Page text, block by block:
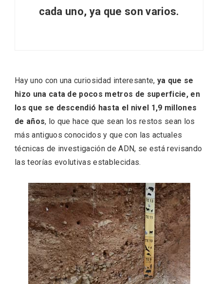
cada uno, ya que son varios.
Hay uno con una curiosidad interesante, ya que se
hizo una cata de pocos metros de superficie, en
los que se descendió hasta el nivel 1,9 millones
de años, lo que hace que sean los restos sean los
más antiguos conocidos y que con las actuales
técnicas de investigación de ADN, se está revisando
las teorías evolutivas establecidas.
Inauguración del Árbol de Navidad a
ganchillo de Moradillo de Roa